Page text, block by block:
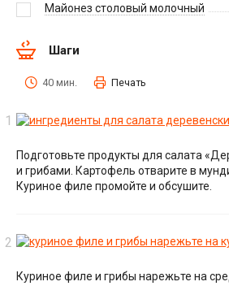
Майонез столовый молочный
Шаги
40 мин. Печать
Подготовьте продукты для салата
и грибами. Картофель отварите в
Куриное филе промойте и обсушите.
Куриное филе и грибы нарежьте на